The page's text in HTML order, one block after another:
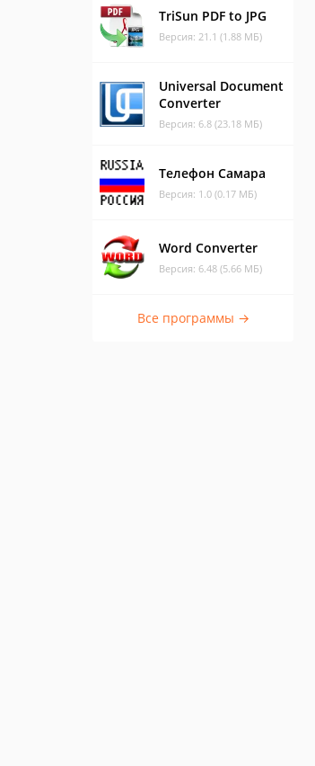
TriSun PDF to JPG
Версия: 21.1 (1.88 МБ)
Universal Document
Converter
Версия: 6.8 (23.18 МБ)
Телефон Самара
Версия: 1.0 (0.17 МБ)
Word Converter
Версия: 6.48 (5.66 МБ)
Все программы →